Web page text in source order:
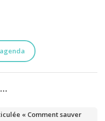
« Comment sauver